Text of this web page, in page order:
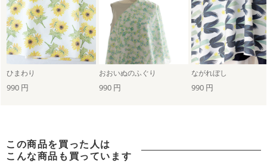
ひまわり おおいぬのふぐり ながれぼし
990 円 990 円 990 円
この商品を買った人は
こんな商品も買っています